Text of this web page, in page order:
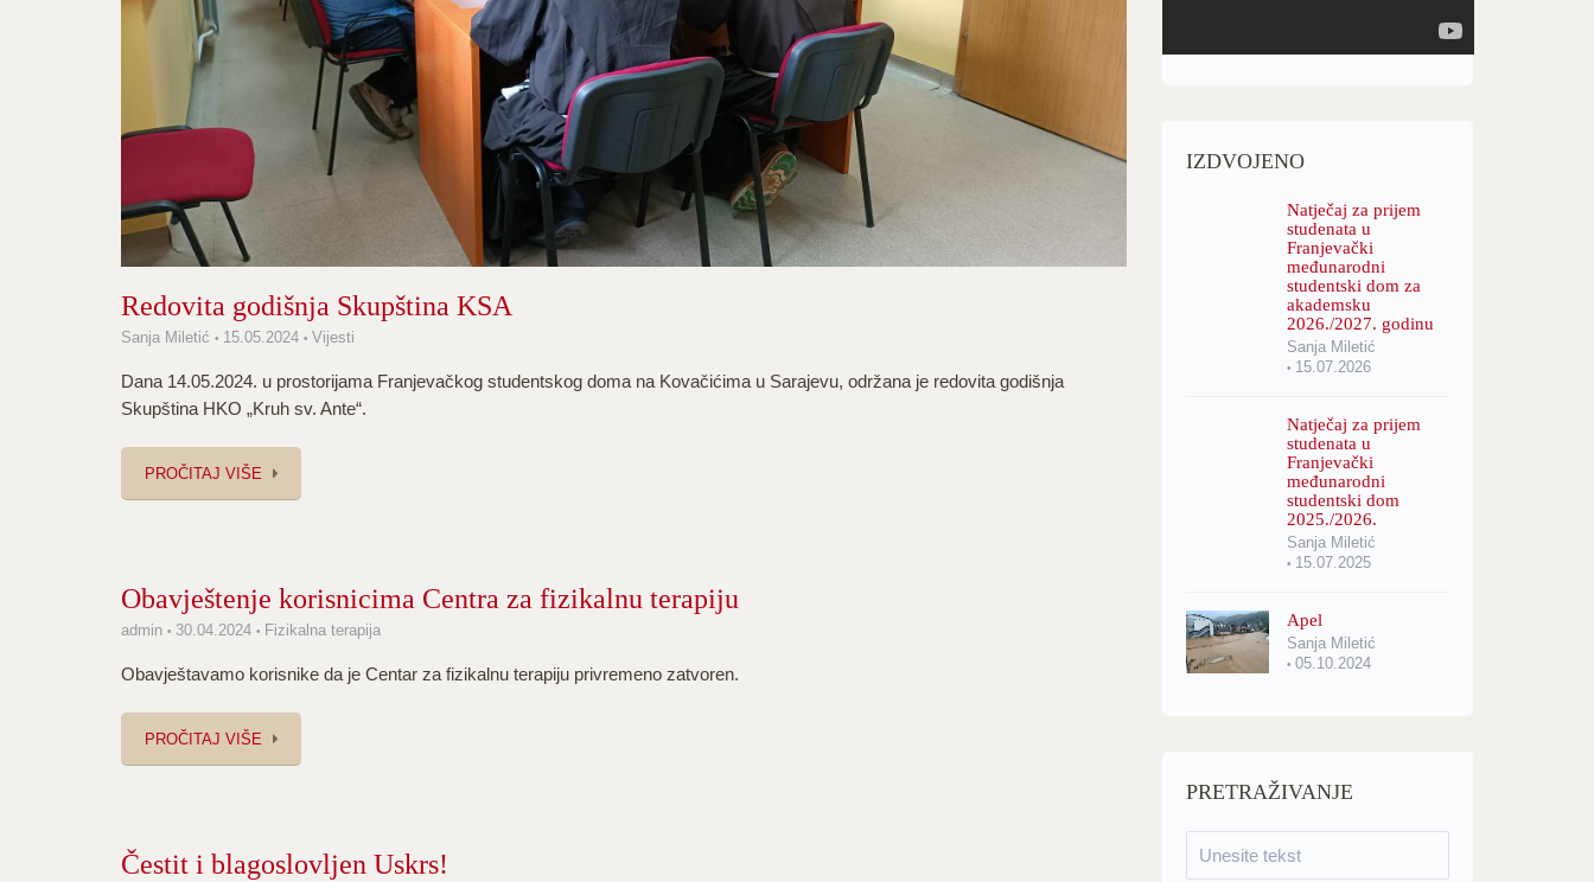
Redovita godišnja Skupština KSA
Sanja Miletić 15.05.2024 Vijesti
Dana 14.05.2024. u prostorijama Franjevačkog studentskog doma na Kovačićima u Sarajevu, održana je redovita godišnja
Skupština HKO „Kruh sv. Ante“.
PROČITAJ VIŠE
Obavještenje korisnicima Centra za fizikalnu terapiju
admin 30.04.2024 Fizikalna terapija
Obavještavamo korisnike da je Centar za fizikalnu terapiju privremeno zatvoren.
PROČITAJ VIŠE
Čestit i blagoslovljen Uskrs!
IZDVOJENO
Natječaj za prijem
studenata u
Franjevački
međunarodni
studentski dom za
akademsku
2026./2027. godinu
Sanja Miletić
15.07.2026
Natječaj za prijem
studenata u
Franjevački
međunarodni
studentski dom
2025./2026.
Sanja Miletić
15.07.2025
Apel
Sanja Miletić
05.10.2024
PRETRAŽIVANJE